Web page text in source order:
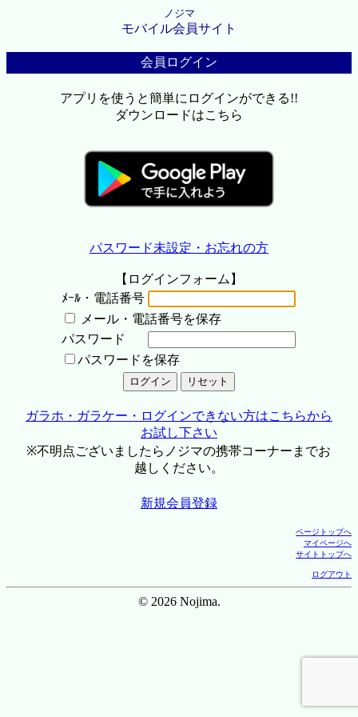
ノジマ
モバイル会員サイト
会員ログイン
アプリを使うと簡単にログインができる!!
ダウンロードはこちら
パスワード未設定・お忘れの方
【ログインフォーム】
ﾒｰﾙ・電話番号
メール・電話番号を保存
パスワード
パスワードを保存
ガラホ・ガラケー・ログインできない方はこちらから
お試し下さい
※不明点ございましたらノジマの携帯コーナーまでお
越しください。
新規会員登録
ページトップへ
マイページへ
サイトトップへ
ログアウト
© 2026 Nojima.